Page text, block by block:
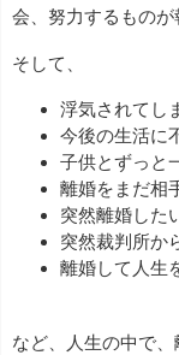
会、努力するものが
そして、
浮気されてし
今後の生活に
子供とずっと
離婚をまだ相
突然離婚した
突然裁判所か
離婚して人生
など、人生の中で